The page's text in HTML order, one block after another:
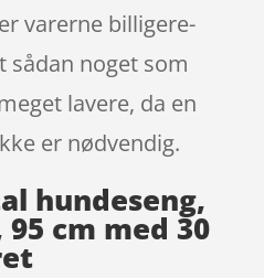
varerne billigere-
sådan noget som
lavere, da en
er nødvendig.
hundeseng,
cm med 30